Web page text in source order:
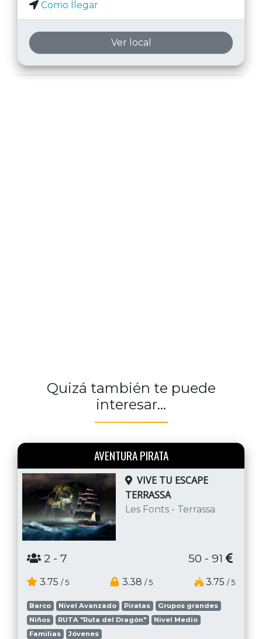
Como llegar
Ver local
Quizá también te puede
interesar...
AVENTURA PIRATA
VIVE TU ESCAPE
TERRASSA
Les Fonts - Terrassa
2 - 7 50 - 91
3.75 / 5 3.38 / 5 3.75 / 5
Barco Nivel Avanzado Piratas
Grupos grandes
Niños
RUTA "Ruta del Dragón"
Nivel Medio
Familias
Jóvenes